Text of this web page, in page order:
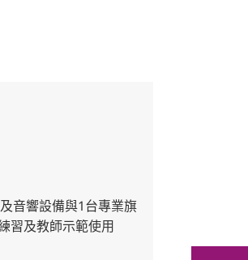
音響設備與1台專業旗
習及教師示範使用